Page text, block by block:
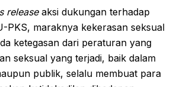
releaseaksi dukungan terhadap
PKS, maraknya kekerasan seksual
ketegasan dari peraturan yang
seksual yang terjadi, baik dalam
publik, selalu membuat para